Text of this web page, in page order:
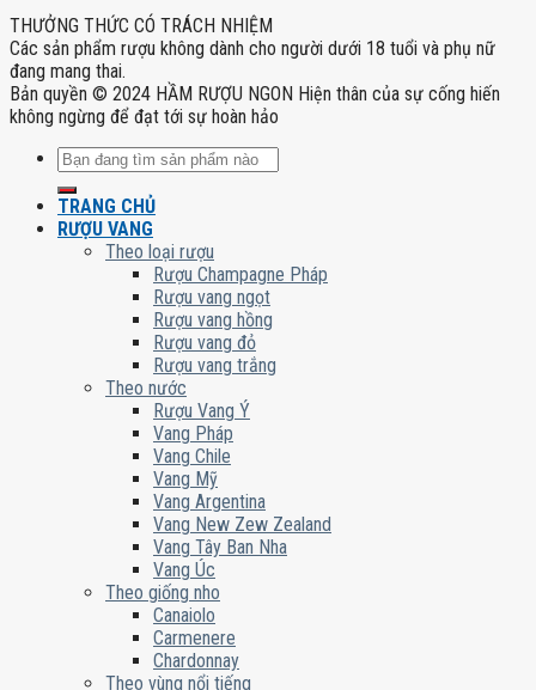
THƯỞNG THỨC CÓ TRÁCH NHIỆM
Các sản phẩm rượu không dành cho người dưới 18 tuổi và phụ nữ
đang mang thai.
Bản quyền © 2024 HẦM RƯỢU NGON Hiện thân của sự cống hiến
không ngừng để đạt tới sự hoàn hảo
Tìm
kiếm:
TRANG CHỦ
RƯỢU VANG
Theo loại rượu
Rượu Champagne Pháp
Rượu vang ngọt
Rượu vang hồng
Rượu vang đỏ
Rượu vang trắng
Theo nước
Rượu Vang Ý
Vang Pháp
Vang Chile
Vang Mỹ
Vang Argentina
Vang New Zew Zealand
Vang Tây Ban Nha
Vang Úc
Theo giống nho
Canaiolo
Carmenere
Chardonnay
Theo vùng nổi tiếng